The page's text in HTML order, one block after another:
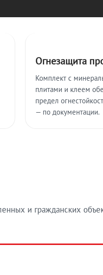
Огнезащита
Комплект с
плитами и клеем
предел
— по документации.
и гражданских